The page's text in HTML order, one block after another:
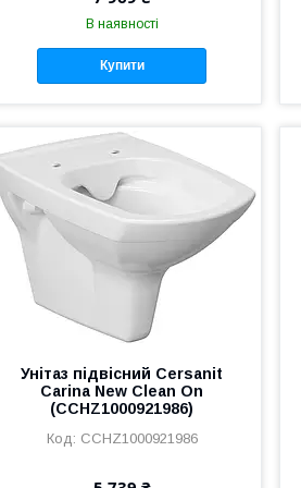
В наявності
Купити
Унітаз підвісний Cersanit
Carina New Clean On
(CCHZ1000921986)
CCHZ1000921986